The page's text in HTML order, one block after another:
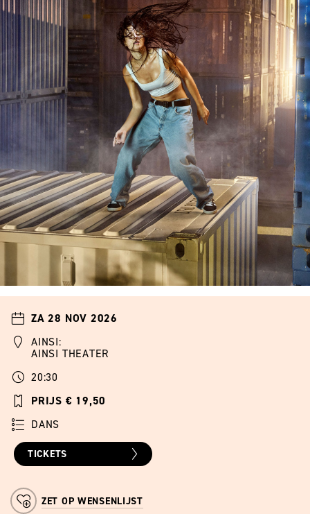
ZA 28 NOV 2026
AINSI:
AINSI THEATER
20:30
PRIJS € 19,50
DANS
TICKETS
ZET OP WENSENLIJST